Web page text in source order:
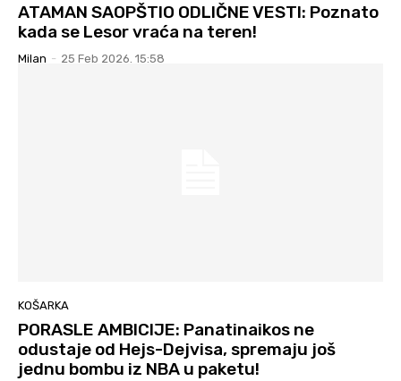
ATAMAN SAOPŠTIO ODLIČNE VESTI: Poznato
kada se Lesor vraća na teren!
Milan - 25 Feb 2026. 15:58
KOŠARKA
PORASLE AMBICIJE: Panatinaikos ne
odustaje od Hejs-Dejvisa, spremaju još
jednu bombu iz NBA u paketu!